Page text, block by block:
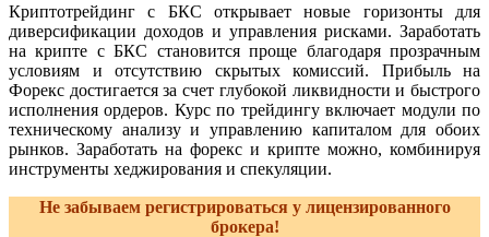
Криптотрейдинг с БКС открывает новые горизонты для
диверсификации доходов и управления рисками. Заработать
на крипте с БКС становится проще благодаря прозрачным
условиям и отсутствию скрытых комиссий. Прибыль на
Форекс достигается за счет глубокой ликвидности и быстрого
исполнения ордеров. Курс по трейдингу включает модули по
техническому анализу и управлению капиталом для обоих
рынков. Заработать на форекс и крипте можно, комбинируя
инструменты хеджирования и спекуляции.
Не забываем регистрироваться у лицензированного
брокера!